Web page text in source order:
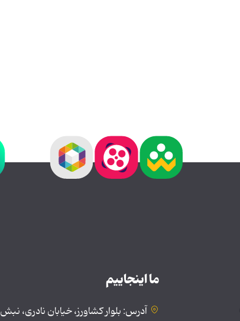
ما اینجاییم
آدرس: بلوار کشاورز، خیابان نادری، نبش